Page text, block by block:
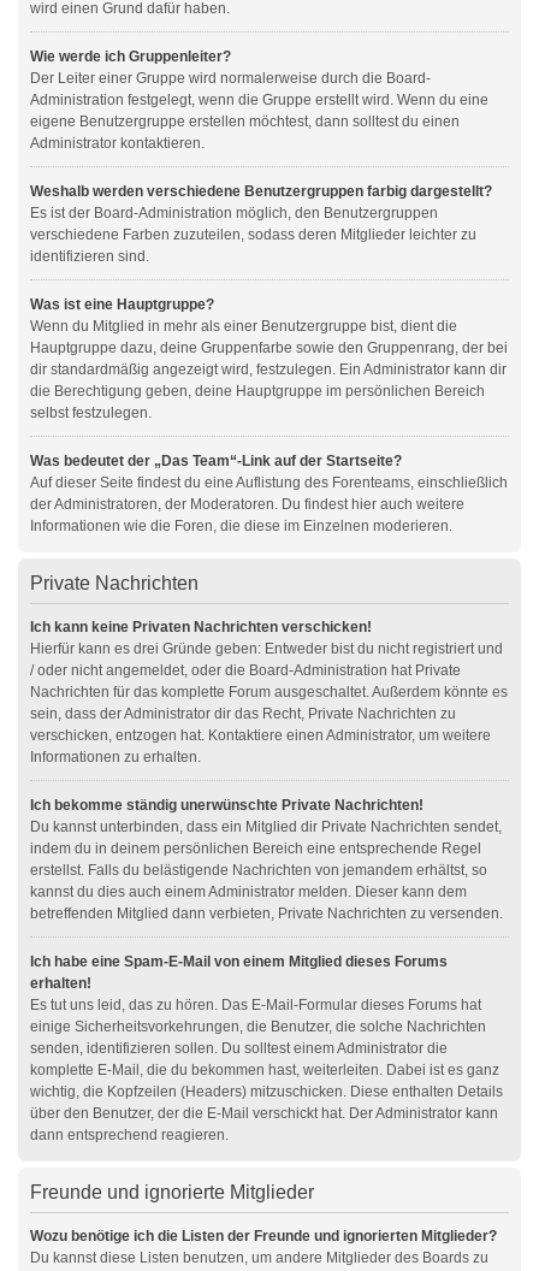
wird einen Grund dafür haben.
Wie werde ich Gruppenleiter?
Der Leiter einer Gruppe wird normalerweise durch die Board-
Administration festgelegt, wenn die Gruppe erstellt wird. Wenn du eine
eigene Benutzergruppe erstellen möchtest, dann solltest du einen
Administrator kontaktieren.
Weshalb werden verschiedene Benutzergruppen farbig dargestellt?
Es ist der Board-Administration möglich, den Benutzergruppen
verschiedene Farben zuzuteilen, sodass deren Mitglieder leichter zu
identifizieren sind.
Was ist eine Hauptgruppe?
Wenn du Mitglied in mehr als einer Benutzergruppe bist, dient die
Hauptgruppe dazu, deine Gruppenfarbe sowie den Gruppenrang, der bei
dir standardmäßig angezeigt wird, festzulegen. Ein Administrator kann dir
die Berechtigung geben, deine Hauptgruppe im persönlichen Bereich
selbst festzulegen.
Was bedeutet der „Das Team“-Link auf der Startseite?
Auf dieser Seite findest du eine Auflistung des Forenteams, einschließlich
der Administratoren, der Moderatoren. Du findest hier auch weitere
Informationen wie die Foren, die diese im Einzelnen moderieren.
Private Nachrichten
Ich kann keine Privaten Nachrichten verschicken!
Hierfür kann es drei Gründe geben: Entweder bist du nicht registriert und
/ oder nicht angemeldet, oder die Board-Administration hat Private
Nachrichten für das komplette Forum ausgeschaltet. Außerdem könnte es
sein, dass der Administrator dir das Recht, Private Nachrichten zu
verschicken, entzogen hat. Kontaktiere einen Administrator, um weitere
Informationen zu erhalten.
Ich bekomme ständig unerwünschte Private Nachrichten!
Du kannst unterbinden, dass ein Mitglied dir Private Nachrichten sendet,
indem du in deinem persönlichen Bereich eine entsprechende Regel
erstellst. Falls du belästigende Nachrichten von jemandem erhältst, so
kannst du dies auch einem Administrator melden. Dieser kann dem
betreffenden Mitglied dann verbieten, Private Nachrichten zu versenden.
Ich habe eine Spam-E-Mail von einem Mitglied dieses Forums
erhalten!
Es tut uns leid, das zu hören. Das E-Mail-Formular dieses Forums hat
einige Sicherheitsvorkehrungen, die Benutzer, die solche Nachrichten
senden, identifizieren sollen. Du solltest einem Administrator die
komplette E-Mail, die du bekommen hast, weiterleiten. Dabei ist es ganz
wichtig, die Kopfzeilen (Headers) mitzuschicken. Diese enthalten Details
über den Benutzer, der die E-Mail verschickt hat. Der Administrator kann
dann entsprechend reagieren.
Freunde und ignorierte Mitglieder
Wozu benötige ich die Listen der Freunde und ignorierten Mitglieder?
Du kannst diese Listen benutzen, um andere Mitglieder des Boards zu